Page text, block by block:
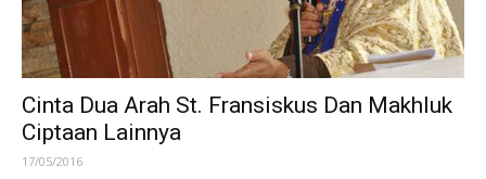
Cinta Dua Arah St. Fransiskus Dan Makhluk
Ciptaan Lainnya
17/05/2016